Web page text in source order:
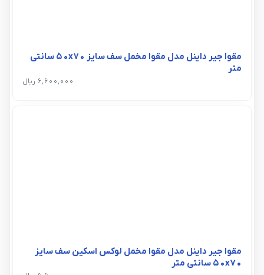
مقوا جیر داینل مدل مقوا مخمل سف سایز 50x70 سانتی
متر
6,600,000 ریال
مقوا جیر داینل مدل مقوا مخمل لوکس اسکین سف سایز
50x70 سانتی متر